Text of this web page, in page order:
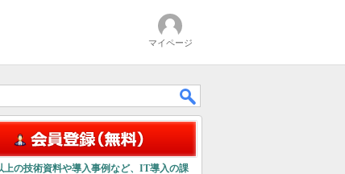
マイページ
上の技術資料や導入事例など、IT導入の課